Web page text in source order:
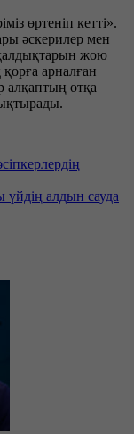
өртеніп кетті».
әскерилер мен
жою
арналған
отқа
алдын сауда